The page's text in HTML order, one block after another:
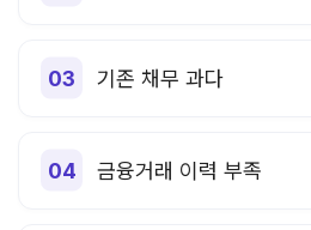
기존 채무 과다
금융거래 이력 부족